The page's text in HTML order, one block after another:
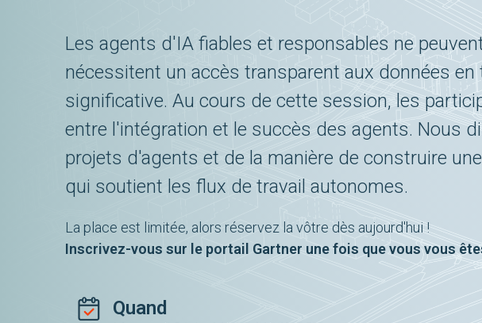
Les agents d'IA fiables et responsables ne
nécessitent un accès transparent aux données
significative. Au cours de cette session, les
entre l'intégration et le succès des agents. Nous
projets d'agents et de la manière de construire
qui soutient les flux de travail autonomes.
La place est limitée, alors réservez la vôtre dès aujourd'hui !
Inscrivez-vous sur le portail Gartner une fois que vous vous
Quand